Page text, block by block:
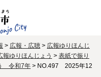
> 広報・広聴 > 広報ゆりほんじ
報ゆりほんじょう > 表紙で振り
令和7年 > NO.497 2025年12